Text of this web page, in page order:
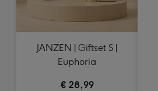
JANZEN | Giftset S |
Euphoria
€ 28,99